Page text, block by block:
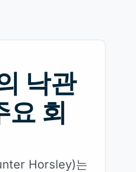
낙관
요 회
Horsley)는